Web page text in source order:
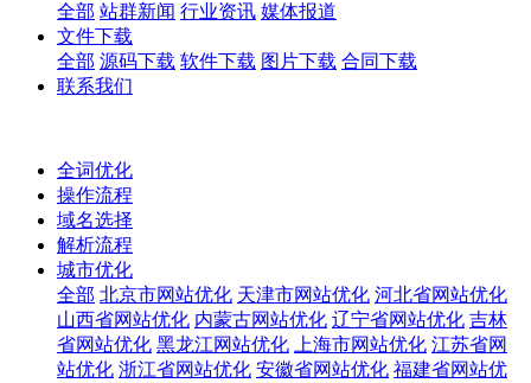
全部 站群新闻 行业资讯 媒体报道
文件下载
全部 源码下载 软件下载 图片下载 合同下载
联系我们
全词优化
操作流程
域名选择
解析流程
城市优化
全部 北京市网站优化 天津市网站优化 河北省网站优化
山西省网站优化 内蒙古网站优化 辽宁省网站优化 吉林
省网站优化 黑龙江网站优化 上海市网站优化 江苏省网
站优化 浙江省网站优化 安徽省网站优化 福建省网站优